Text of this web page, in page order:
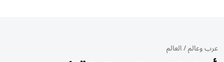
عرب وعالم/العالم